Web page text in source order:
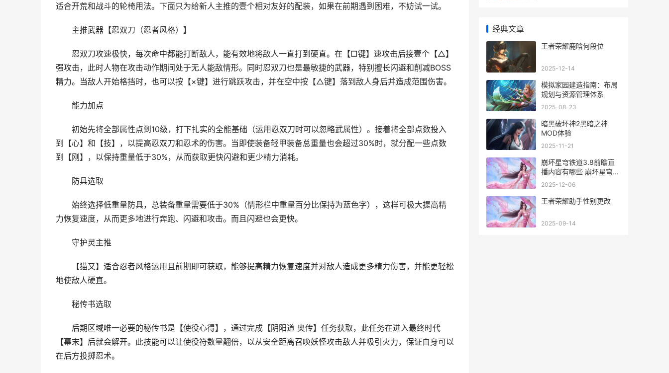
适合开荒和战斗的轮椅用法。下面只为给新人主推的壹个相对友好的配装，如果在前期遇到困难，不妨试一试。
主推武器【忍双刀（忍者风格）】
忍双刀攻速极快，每次命中都能打断敌人，能有效地将敌人一直打到硬直。在【□键】速攻击后接壹个【△】
强攻击，此时人物在攻击动作期间处于无人能敌情形。同时忍双刀也是最敏捷的武器，特别擅长闪避和削减BOSS
精力。当敌人开始格挡时，也可以按【×键】进行跳跃攻击，并在空中按【△键】落到敌人身后并造成范围伤害。
能力加点
初始先将全部属性点到10级，打下扎实的全能基础（运用忍双刀时可以忽略武属性）。接着将全部点数投入
到【心】和【技】，以提高忍双刀和忍术的伤害。当即使装备轻甲装备总重量也会超过30%时，就分配一些点数
到【刚】，以保持重量低于30%，从而获取更快闪避和更少精力消耗。
防具选取
始终选择低重量防具，总装备重量需要低于30%（情形栏中重量百分比保持为蓝色字），这样可极大提高精
力恢复速度，从而更多地进行奔跑、闪避和攻击。而且闪避也会更快。
守护灵主推
【猫又】适合忍者风格运用且前期即可获取，能够提高精力恢复速度并对敌人造成更多精力伤害，并能更轻松
地使敌人硬直。
秘传书选取
后期区域唯一必要的秘传书是【使役心得】，通过完成【阴阳道 奥传】任务获取，此任务在进入最终时代
【幕末】后就会解开。此技能可以让使役符数量翻倍，以从安全距离召唤妖怪攻击敌人并吸引火力，保证自身可以
在后方投掷忍术。
经典文章
王者荣耀鹿晗何段位
2025-12-14
模拟家园建造指南：布局
规划与资源管理体系
2025-08-23
暗黑破坏神2黑暗之神
MOD体验
2025-11-21
崩坏星穹铁道3.8前瞻直
播内容有哪些 崩坏星穹铁
道3.8直播前瞻内容锦集
间
2025-12-06
王者荣耀助手性别更改
2025-09-14